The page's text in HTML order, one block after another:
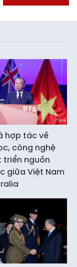
hợp tác về
công nghệ
triển nguồn
giữa Việt Nam